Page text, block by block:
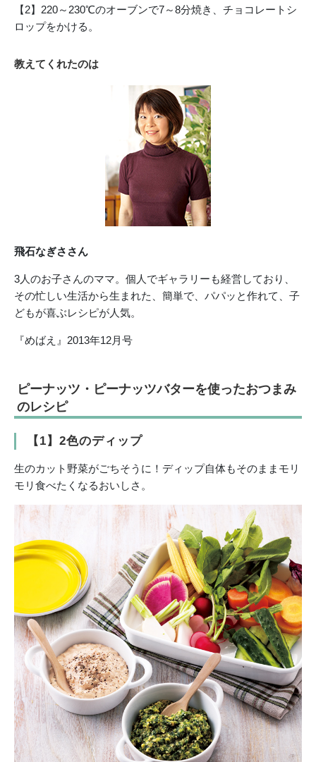
【2】220～230℃のオーブンで7～8分焼き、チョコレートシ
ロップをかける。
教えてくれたのは
飛石なぎささん
3人のお子さんのママ。個人でギャラリーも経営しており、
その忙しい生活から生まれた、簡単で、パパッと作れて、子
どもが喜ぶレシピが人気。
『めばえ』2013年12月号
ピーナッツ・ピーナッツバターを使ったおつまみ
のレシピ
【1】2色のディップ
生のカット野菜がごちそうに！ディップ自体もそのままモリ
モリ食べたくなるおいしさ。